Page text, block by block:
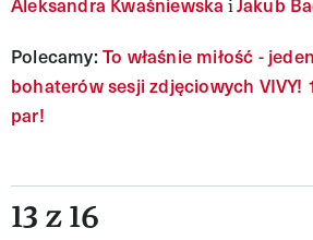
Aleksandra Kwaśniewska iJakub
Polecamy: To właśnie miłość -
bohaterów sesji zdjęciowych VIVY!
par!
13 z 16